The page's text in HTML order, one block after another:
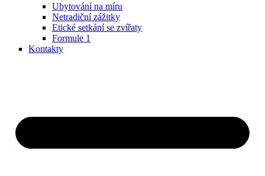
Ubytování na míru
Netradiční zážitky
Etické setkání se zvířaty
Formule 1
Kontakty